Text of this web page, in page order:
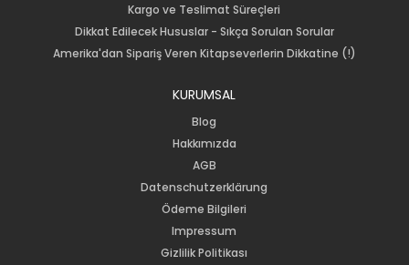
Kargo ve Teslimat Süreçleri
Dikkat Edilecek Hususlar - Sıkça Sorulan Sorular
Amerika'dan Sipariş Veren Kitapseverlerin Dikkatine (!)
KURUMSAL
Blog
Hakkımızda
AGB
Datenschutzerklärung
Ödeme Bilgileri
Impressum
Gizlilik Politikası